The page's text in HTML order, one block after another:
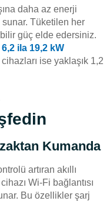
daha az enerji
Tüketilen her
güç elde edersiniz.
ila 19,2 kW
ise yaklaşık 1,2
Kumanda
artıran akıllı
Wi-Fi bağlantısı
Bu özellikler şarj